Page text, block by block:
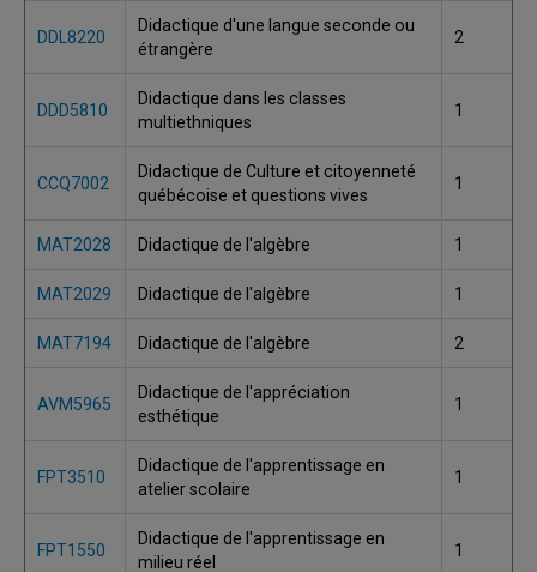
DDL8220
Didactique d'une langue seconde ou
étrangère
2
DDD5810
Didactique dans les classes
multiethniques
1
CCQ7002
Didactique de Culture et citoyenneté
québécoise et questions vives
1
MAT2028 Didactique de l'algèbre 1
MAT2029 Didactique de l'algèbre 1
MAT7194 Didactique de l'algèbre 2
AVM5965
Didactique de l'appréciation
esthétique
1
FPT3510
Didactique de l'apprentissage en
atelier scolaire
1
FPT1550
Didactique de l'apprentissage en
milieu réel
1